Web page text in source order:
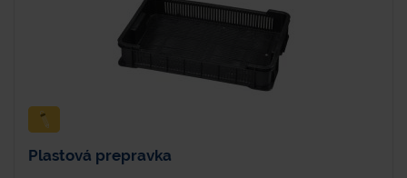
Plastová prepravka